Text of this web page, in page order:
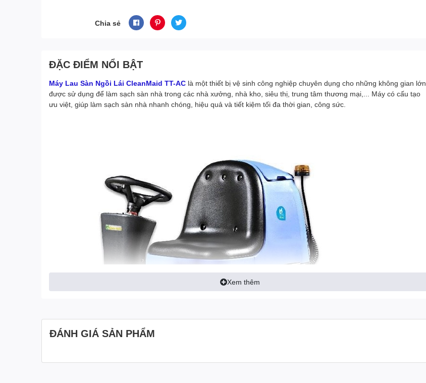
Chia sẻ
ĐẶC ĐIỂM NỔI BẬT
Máy Lau Sàn Ngồi Lái CleanMaid TT-AC là một thiết bị vệ sinh công nghiệp chuyên dụng cho những không gian lớn,
được sử dụng để làm sạch sàn nhà trong các nhà xưởng, nhà kho, siêu thị, trung tâm thương mại,... Máy có cấu tạo
ưu việt, giúp làm sạch sàn nhà nhanh chóng, hiệu quả và tiết kiệm tối đa thời gian, công sức.
Xem thêm
ĐÁNH GIÁ SẢN PHẨM